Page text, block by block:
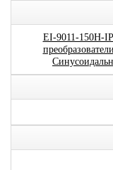
EI-9011-150H-